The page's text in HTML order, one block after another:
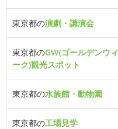
東京都の演劇・講演会
東京都のGW(ゴールデンウィ
ーク)観光スポット
東京都の水族館・動物園
東京都の工場見学